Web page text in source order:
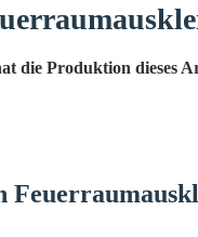
die Produktion dieses